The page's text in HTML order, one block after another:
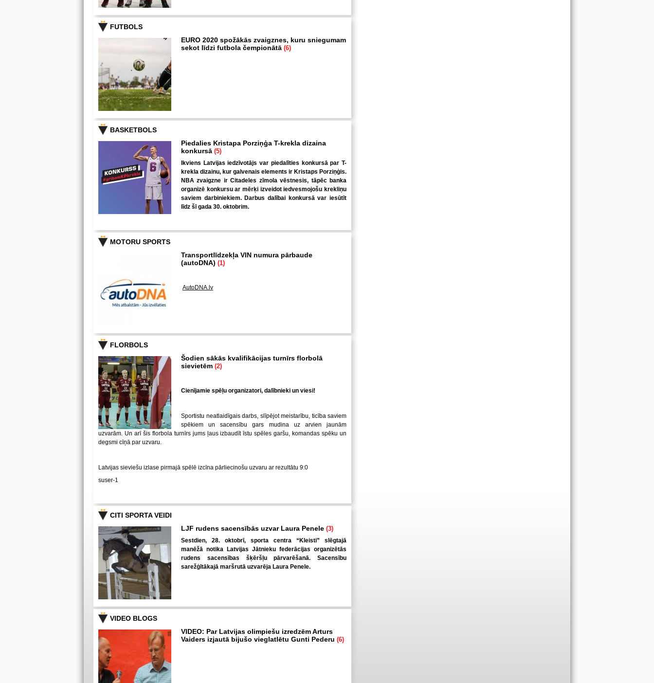
FUTBOLS
EURO 2020 spožākās zvaigznes, kuru sniegumam
sekot līdzi futbola čempionātā (6)
BASKETBOLS
Piedalies Kristapa Porziņģa T-krekla dizaina
konkursā (5)
Ikviens Latvijas iedzīvotājs var piedalīties konkursā par T-
krekla dizainu, kur galvenais elements ir Kristaps Porziņģis.
NBA zvaigzne ir Citadeles zīmola vēstnesis, tāpēc banka
organizē konkursu ar mērķi izveidot iedvesmojošu krekliņu
saviem darbiniekiem. Darbus dalībai konkursā var iesūtīt
līdz šī gada 30. oktobrim.
MOTORU SPORTS
Transportlīdzekļa VIN numura pārbaude
(autoDNA) (1)
AutoDNA.lv
FLORBOLS
Šodien sākās kvalifikācijas turnīrs florbolā
sievietēm (2)
Cienījamie spēļu organizatori, dalībnieki un viesi!
Sportistu neatlaidīgais darbs, slīpējot meistarību, ticība saviem
spēkiem un sacensību gars mudina uz arvien jaunām
uzvarām. Un arī šis florbola turnīrs jums ļaus izbaudīt īstu spēles garšu, komandas spēku un
degsmi cīņā par uzvaru.
Latvijas sieviešu izlase pirmajā spēlē izcīna pārliecinošu uzvaru ar rezultātu 9:0
suser-1
CITI SPORTA VEIDI
LJF rudens sacensībās uzvar Laura Penele (3)
Sestdien, 28. oktobrī, sporta centra “Kleisti” slēgtajā
manēžā notika Latvijas Jātnieku federācijas organizētās
rudens sacensības šķēršļu pārvarēšanā. Sacensību
sarežģītākajā maršrutā uzvarēja Laura Penele.
VIDEO BLOGS
VIDEO: Par Latvijas olimpiešu izredzēm Arturs
Vaiders izjautā bijušo vieglatlētu Gunti Pederu (6)